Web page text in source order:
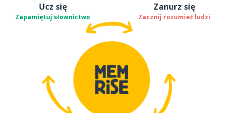
Ucz się
Zapamiętuj słownictwo
Zanurz się
Zacznij rozumieć ludzi